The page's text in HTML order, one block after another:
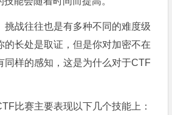
挑战往往也是有多种不同的难度级
长处是取证，但是你对加密不在
样的感知，这是为什么对于CTF
比赛主要表现以下几个技能上：